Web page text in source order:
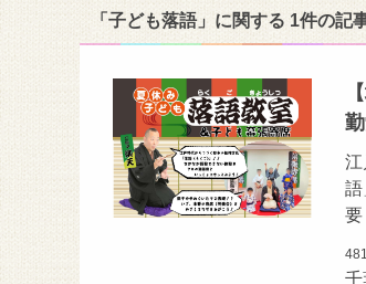
「子ども落語」に関する 1件の記
江
語
481
千